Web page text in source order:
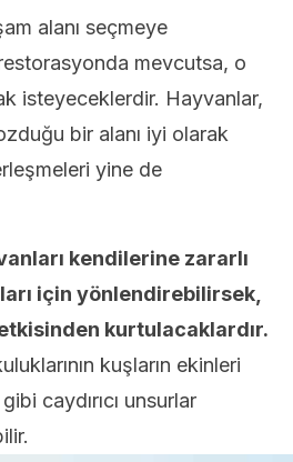
alanı seçmeye
mevcutsa, o
isteyeceklerdir. Hayvanlar,
bir alanı iyi olarak
yine de
kendilerine zararlı
için yönlendirebilirsek,
kurtulacaklardır.
kuşların ekinleri
caydırıcı unsurlar